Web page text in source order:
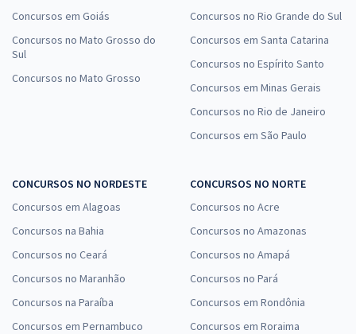
Concursos em Goiás
Concursos no Mato Grosso do
Sul
Concursos no Mato Grosso
Concursos no Rio Grande do Sul
Concursos em Santa Catarina
Concursos no Espírito Santo
Concursos em Minas Gerais
Concursos no Rio de Janeiro
Concursos em São Paulo
CONCURSOS NO NORDESTE
Concursos em Alagoas
Concursos na Bahia
Concursos no Ceará
Concursos no Maranhão
Concursos na Paraíba
Concursos em Pernambuco
CONCURSOS NO NORTE
Concursos no Acre
Concursos no Amazonas
Concursos no Amapá
Concursos no Pará
Concursos em Rondônia
Concursos em Roraima